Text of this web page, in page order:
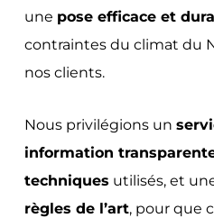
une pose efficace et
contraintes du climat du
nos clients.
Nous privilégions un
information
techniques utilisés, et
règles de l’art, pour que